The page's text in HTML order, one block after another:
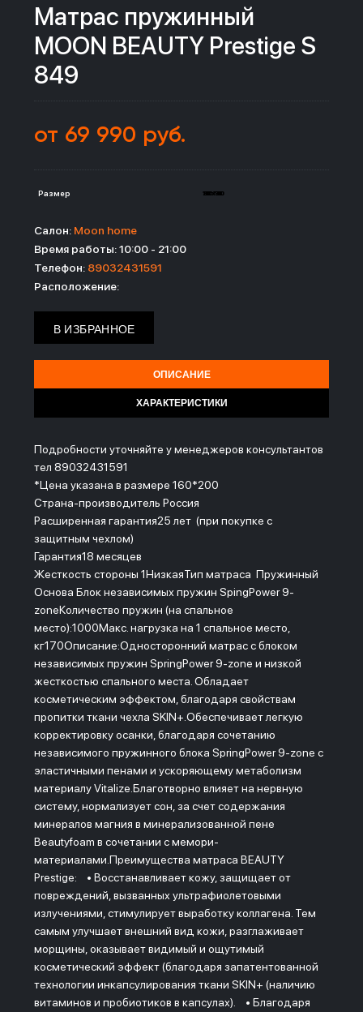
Матрас пружинный
MOON BEAUTY Prestige S
849
от 69 990 руб.
Размер 160x190
180x190
200x200
80x190
90x190
120x190
140x190
Салон: Moon home
Время работы: 10:00 - 21:00
Телефон: 89032431591
Расположение:
В ИЗБРАННОЕ
ОПИСАНИЕ
ХАРАКТЕРИСТИКИ
Подробности уточняйте у менеджеров консультантов
тел 89032431591
*Цена указана в размере 160*200
Страна-производитель Россия
Расширенная гарантия25 лет (при покупке с
защитным чехлом)
Гарантия18 месяцев
Жесткость стороны 1НизкаяТип матраса Пружинный
Основа Блок независимых пружин SpingPower 9-
zoneКоличество пружин (на спальное
место):1000Макс. нагрузка на 1 спальное место,
кг170Описание:Односторонний матрас с блоком
независимых пружин SpringPower 9-zone и низкой
жесткостью спального места. Обладает
косметическим эффектом, благодаря свойствам
пропитки ткани чехла SKIN+.Обеспечивает легкую
корректировку осанки, благодаря сочетанию
независимого пружинного блока SpringPower 9-zone с
эластичными пенами и ускоряющему метаболизм
материалу Vitalize.Благотворно влияет на нервную
систему, нормализует сон, за счет содержания
минералов магния в минерализованной пене
Beautyfoam в сочетании с мемори-
материалами.Преимущества матраса BEAUTY
Prestige: • Восстанавливает кожу, защищает от
повреждений, вызванных ультрафиолетовыми
излучениями, стимулирует выработку коллагена. Тем
самым улучшает внешний вид кожи, разглаживает
морщины, оказывает видимый и ощутимый
косметический эффект (благодаря запатентованной
технологии инкапсулирования ткани SKIN+ (наличию
витаминов и пробиотиков в капсулах). • Благодаря